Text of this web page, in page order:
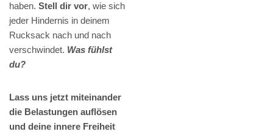
haben. Stell dir vor, wie sich
jeder Hindernis in deinem
Rucksack nach und nach
verschwindet. Was fühlst
du?
Lass uns jetzt miteinander
die Belastungen auflösen
und deine innere Freiheit